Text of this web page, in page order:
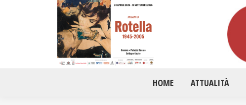
HOME ATTUALITÀ